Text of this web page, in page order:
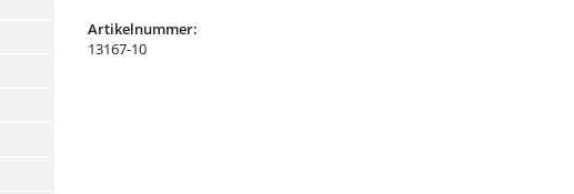
Artikelnummer:
13167-10